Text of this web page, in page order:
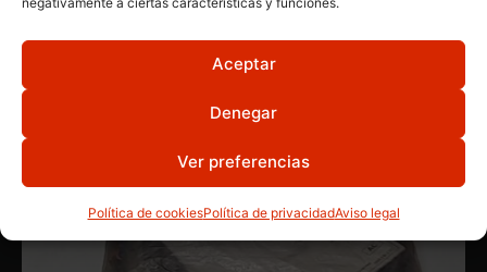
Aceptar
Denegar
Ver preferencias
Política de cookiesPolítica de privacidadAviso legal